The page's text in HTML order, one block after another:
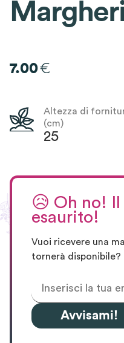
7.00€
Altezza di
(cm)
25
😥 Oh no!
esaurito!
Vuoi ricevere una
tornerà disponibile?
Avvisami!